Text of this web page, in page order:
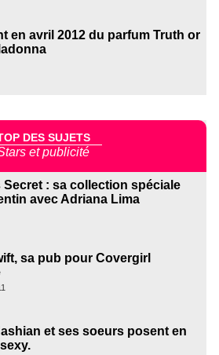
en avril 2012 du parfum Truth or
DES SUJETS
et publicité
: sa collection spéciale
avec Adriana Lima
sa pub pour Covergirl
et ses soeurs posent en